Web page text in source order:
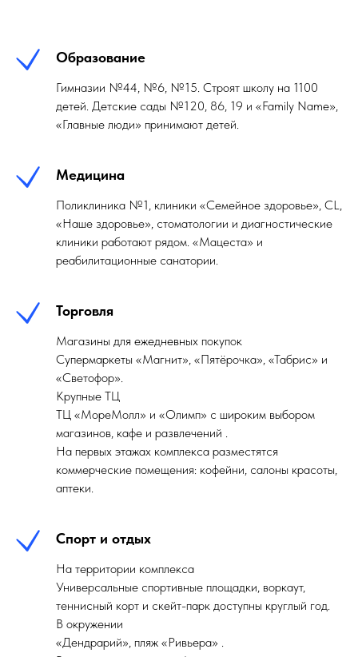
Образование
Гимназии №44, №6, №15. Строят школу на 1100
детей. Детские сады №120, 86, 19 и «Family Name»,
«Главные люди» принимают детей.
Медицина
Поликлиника №1, клиники «Семейное здоровье», CL,
«Наше здоровье», стоматологии и диагностические
клиники работают рядом. «Мацеста» и
реабилитационные санатории.
Торговля
Магазины для ежедневных покупок
Супермаркеты «Магнит», «Пятёрочка», «Табрис» и
«Светофор».
Крупные ТЦ
ТЦ «МореМолл» и «Олимп» с широким выбором
магазинов, кафе и развлечений .
На первых этажах комплекса разместятся
коммерческие помещения: кофейни, салоны красоты,
аптеки.
Спорт и отдых
На территории комплекса
Универсальные спортивные площадки, воркаут,
теннисный корт и скейт-парк доступны круглый год.
В окружении
«Дендрарий», пляж «Ривьера» .